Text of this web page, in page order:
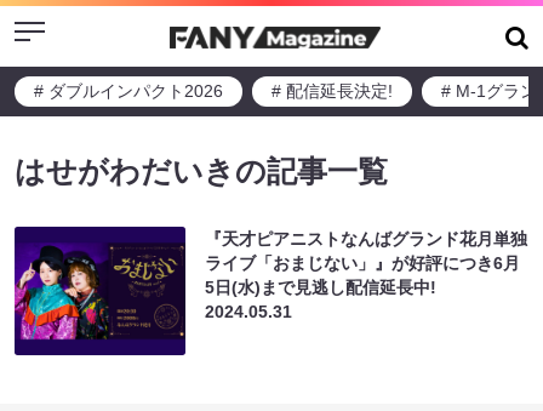
Menu
# ダブルインパクト2026 # 配信延長決定! # M-1グラン
はせがわだいきの記事一覧
『天才ピアニストなんばグランド花月単独
ライブ「おまじない」』が好評につき6月
5日(水)まで見逃し配信延長中!
2024.05.31